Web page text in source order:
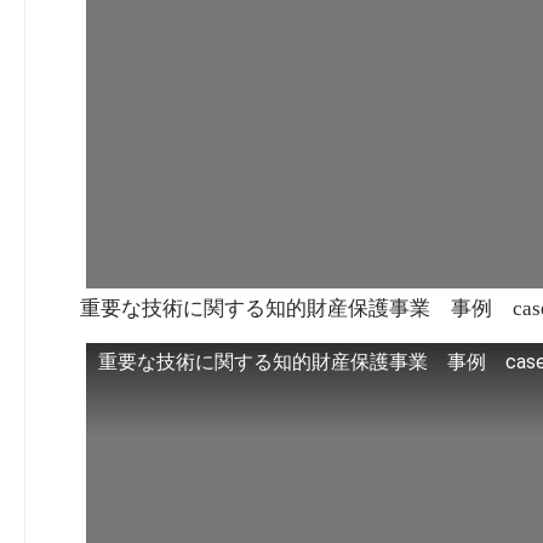
重要な技術に関する知的財産保護事業 事例
重要な技術に関する知的財産保護事業 事例